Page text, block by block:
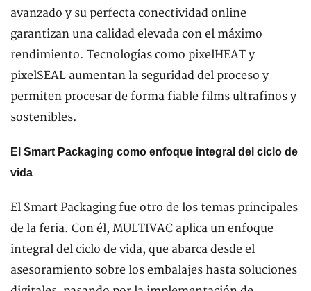
avanzado y su perfecta conectividad online
garantizan una calidad elevada con el máximo
rendimiento. Tecnologías como pixelHEAT y
pixelSEAL aumentan la seguridad del proceso y
permiten procesar de forma fiable films ultrafinos y
sostenibles.
El Smart Packaging como enfoque integral del ciclo de
vida
El Smart Packaging fue otro de los temas principales
de la feria. Con él, MULTIVAC aplica un enfoque
integral del ciclo de vida, que abarca desde el
asesoramiento sobre los embalajes hasta soluciones